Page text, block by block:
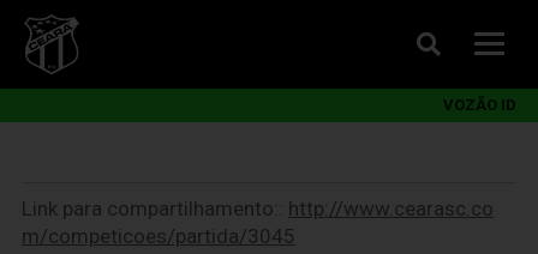
VOZÃO ID
Link para compartilhamento:: http://www.cearasc.co
m/competicoes/partida/3045